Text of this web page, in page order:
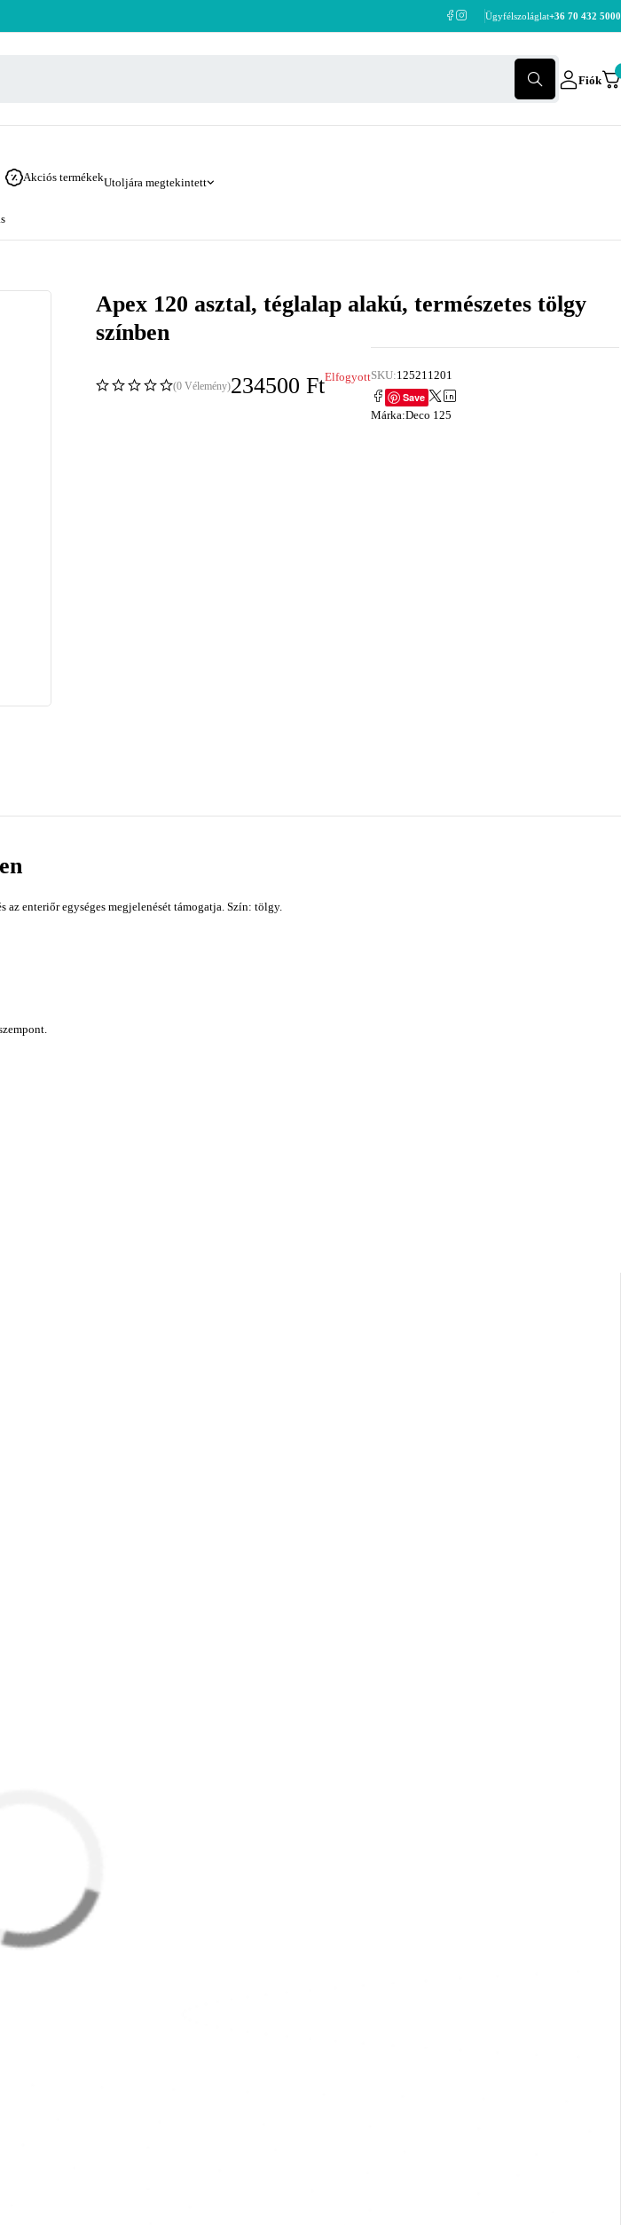
Ügyfélszoláglat+36 70 432 5000
Fiók
Akciós termékekUtoljára megtekintett
Apex 120 asztal, téglalap alakú, természetes tölgy
színben
(0 Vélemény)234500 FtElfogyottSKU:125211201
Save
Márka:Deco 125
enteriőr egységes megjelenését támogatja. Szín: tölgy.